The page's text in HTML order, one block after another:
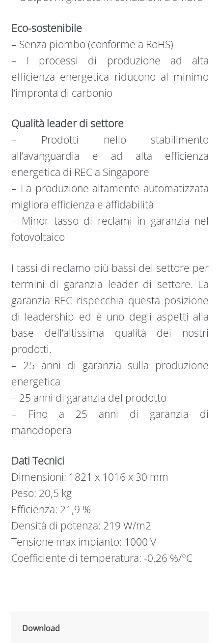
Eco-sostenibile
– Senza piombo (conforme a RoHS)
– I processi di produzione ad alta
efficienza energetica riducono al minimo
l’impronta di carbonio
Qualità leader di settore
– Prodotti nello stabilimento
all’avanguardia e ad alta efficienza
energetica di REC a Singapore
– La produzione altamente automatizzata
migliora efficienza e affidabilità
– Minor tasso di reclami in garanzia nel
fotovoltaico
I tassi di reclamo più bassi del settore per
termini di garanzia leader di settore. La
garanzia REC rispecchia questa posizione
di leadership ed è uno degli aspetti alla
base dell’altissima qualità dei nostri
prodotti.
– 25 anni di garanzia sulla produzione
energetica
– 25 anni di garanzia del prodotto
– Fino a 25 anni di garanzia di
manodopera
Dati Tecnici
Dimensioni: 1821 x 1016 x 30 mm
Peso: 20,5 kg
Efficienza: 21,9 %
Densità di potenza: 219 W/m2
Tensione max impianto: 1000 V
Coefficiente di temperatura: -0,26 %/°C
Download